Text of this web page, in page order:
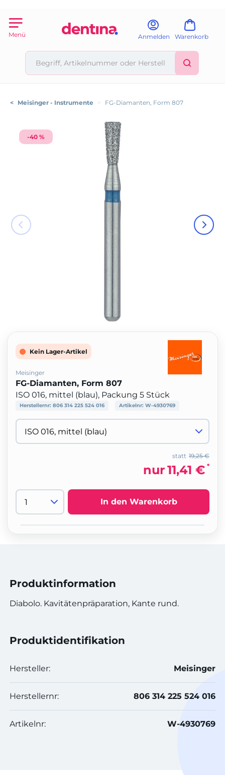
Menü Anmelden Warenkorb
< Meisinger - Instrumente > FG-Diamanten, Form 807
-40 %
Kein Lager-Artikel
Meisinger
FG-Diamanten, Form 807
ISO 016, mittel (blau), Packung 5 Stück
Herstellernr: 806 314 225 524 016 Artikelnr: W-4930769
19,25 €
statt
nur11,41 € *
In den Warenkorb
Produktinformation
Diabolo. Kavitätenpräparation, Kante rund.
Produktidentifikation
Hersteller: Meisinger
Herstellernr: 806 314 225 524 016
Artikelnr: W-4930769